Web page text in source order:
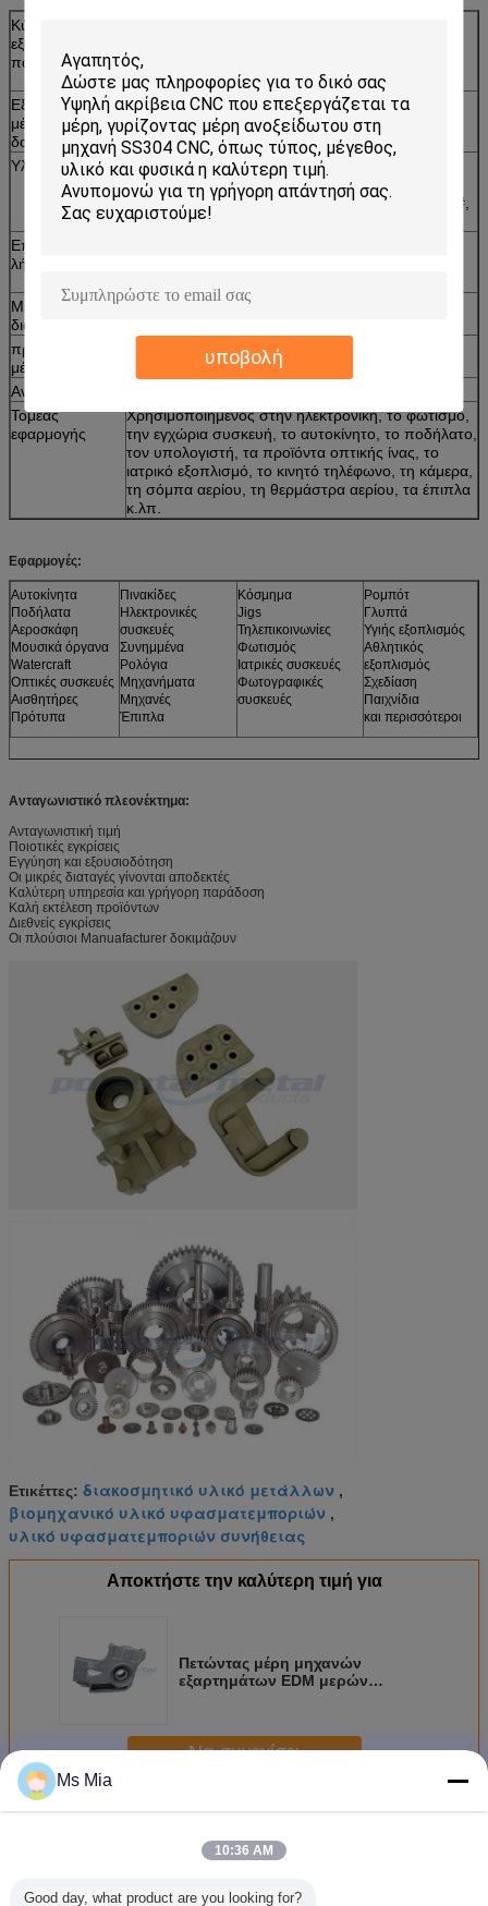
υποβολή
Κύριος
εξοπλισμός
παραγωγής
μηχανή διατρήσεων, που τρυπούν τη μηχανή,
κ.λπ.
Εξοπλισμός
μέτρησης &
δοκιμής
Προβολέας, concentricity ελεγκτής, ελεγκτής
σκληρότητας, ελεγκτής τραχύτητας, torsion
ελεγκτής, εκτατός ελεγκτής δύναμης, κ.λπ.
Υλικά διαθέσιμα Ανοξείδωτο (303.304, 316 κ.λπ.), ορείχαλκος
(C3602, C3604, αμόλυβδα, κ.λπ.), αργίλιο
(6061.6063 κ.λπ.), πλαστικό χάλυβα (12L15, 20#,
45# κ.λπ.), POM κ.λπ.
Επεξεργασία
λήξης
Μέγεθος
διαμέτρων
Από 0.5mm σε 500mm
προσαρμοσμένο
μέγεθος
Προσαρμοσμένο μέγεθος, σύμφωνα με το
προσφερθε'ν σχέδιο, cOem
Ανοχή
Τομέας
εφαρμογής
Χρησιμοποιημένος στην ηλεκτρονική, το φωτισμό,
την εγχώρια συσκευή, το αυτοκίνητο, το ποδήλατο,
τον υπολογιστή, τα προϊόντα οπτικής ίνας, το
ιατρικό εξοπλισμό, το κινητό τηλέφωνο, τη κάμερα,
τη σόμπα αερίου, τη θερμάστρα αερίου, τα έπιπλα
κ.λπ.
Εφαρμογές:
Αυτοκίνητα
Ποδήλατα
Αεροσκάφη
Μουσικά όργανα
Watercraft
Οπτικές συσκευές
Αισθητήρες
Πρότυπα
Πινακίδες
Ηλεκτρονικές
συσκευές
Συνημμένα
Ρολόγια
Μηχανήματα
Μηχανές
Έπιπλα
Κόσμημα
Jigs
Τηλεπικοινωνίες
Φωτισμός
Ιατρικές συσκευές
Φωτογραφικές
συσκευές
Ρομπότ
Γλυπτά
Υγιής εξοπλισμός
Αθλητικός
εξοπλισμός
Σχεδίαση
Παιχνίδια
και περισσότεροι
Ανταγωνιστικό πλεονέκτημα:
Ανταγωνιστική τιμή
Ποιοτικές εγκρίσεις
Εγγύηση και εξουσιοδότηση
Οι μικρές διαταγές γίνονται αποδεκτές
Καλύτερη υπηρεσία και γρήγορη παράδοση
Καλή εκτέλεση προϊόντων
Διεθνείς εγκρίσεις
Οι πλούσιοι Manuafacturer δοκιμάζουν
Ετικέττες: διακοσμητικό υλικό μετάλλων ,
βιομηχανικό υλικό υφασματεμποριών ,
υλικό υφασματεμποριών συνήθειας
Αποκτήστε την καλύτερη τιμή για
Πετώντας μέρη μηχανών
εξαρτημάτων EDM μερών
Να συνεχίσει
ΠερισσότεροιΥλικό μετάλλων συνήθειας
Ms Mia
10:36 AM
Good day, what product are you looking for?